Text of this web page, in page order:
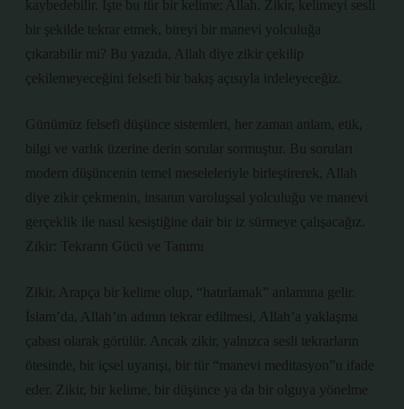
kaybedebilir. İşte bu tür bir kelime: Allah. Zikir, kelimeyi sesli
bir şekilde tekrar etmek, bireyi bir manevi yolculuğa
çıkarabilir mi? Bu yazıda, Allah diye zikir çekilip
çekilemeyeceğini felsefi bir bakış açısıyla irdeleyeceğiz.
Günümüz felsefi düşünce sistemleri, her zaman anlam, etik,
bilgi ve varlık üzerine derin sorular sormuştur. Bu soruları
modern düşüncenin temel meseleleriyle birleştirerek, Allah
diye zikir çekmenin, insanın varoluşsal yolculuğu ve manevi
gerçeklik ile nasıl kesiştiğine dair bir iz sürmeye çalışacağız.
Zikir: Tekrarın Gücü ve Tanımı
Zikir, Arapça bir kelime olup, “hatırlamak” anlamına gelir.
İslam’da, Allah’ın adının tekrar edilmesi, Allah’a yaklaşma
çabası olarak görülür. Ancak zikir, yalnızca sesli tekrarların
ötesinde, bir içsel uyanışı, bir tür “manevi meditasyon”u ifade
eder. Zikir, bir kelime, bir düşünce ya da bir olguya yönelme